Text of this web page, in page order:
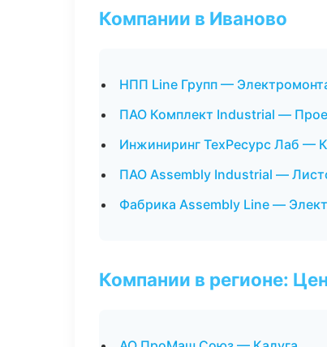
Компании в Иваново
НПП Line Групп —
ПАО Комплект Industrial —
Инжиниринг ТехРесурс Лаб —
ПАО Assembly Industrial —
Фабрика Assembly Line —
Компании в регионе: